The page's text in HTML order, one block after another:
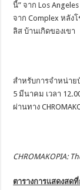
นี้” จาก Los
จาก Complex หลัง
ลิส บ้านเกิดของเขา
สำหรับการจำหน่าย
5 มีนาคม เวลา 12.
ผ่านทาง
CHROMAKOPIA:
ตารางการแสดงสด